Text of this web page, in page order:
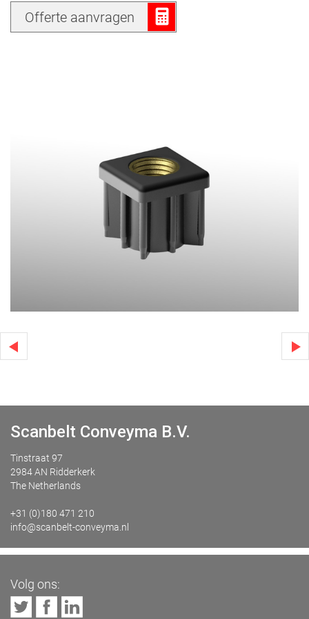
Offerte aanvragen
Scanbelt Conveyma B.V.
Tinstraat 97
2984 AN Ridderkerk
The Netherlands
+31 (0)180 471 210
info@scanbelt-conveyma.nl
Volg ons: